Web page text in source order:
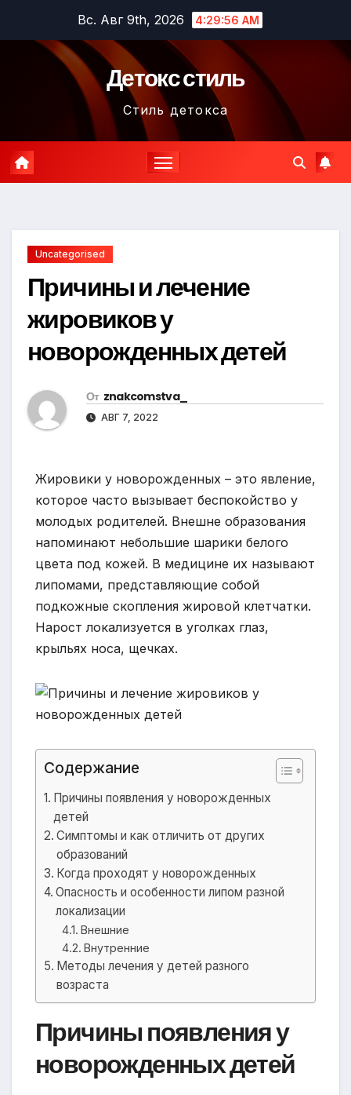
содержимому
Вс. Авг 9th, 2026 4:29:58 AM
Детокс стиль
Стиль детокса
Uncategorised
Причины и лечение
жировиков у
новорожденных детей
От znakcomstva_
АВГ 7, 2022
Жировики у новорожденных – это явление,
которое часто вызывает беспокойство у
молодых родителей. Внешне образования
напоминают небольшие шарики белого
цвета под кожей. В медицине их называют
липомами, представляющие собой
подкожные скопления жировой клетчатки.
Нарост локализуется в уголках глаз,
крыльях носа, щечках.
Содержание
Причины появления у новорожденных
детей
Симптомы и как отличить от других
образований
Когда проходят у новорожденных
Опасность и особенности липом разной
локализации
Внешние
Внутренние
Методы лечения у детей разного
возраста
Причины появления у
новорожденных детей